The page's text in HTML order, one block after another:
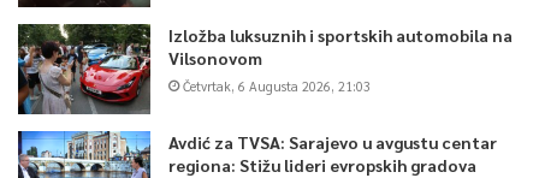
U proteklih 20 godina borbe za izmještanje bespravno
sagrađene crkve iz njenog dvorišta, Fata Orlović je mnogo
toga preživjela – napadi, prijetnje, optužnice.
0
Izložba luksuznih i sportskih automobila na
Vilsonovom
Četvrtak, 6 Augusta 2026, 21:03
Avdić za TVSA: Sarajevo u avgustu centar
regiona: Stižu lideri evropskih gradova